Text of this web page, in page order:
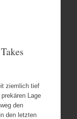
ziemlich tief
Lage
den
den letzten